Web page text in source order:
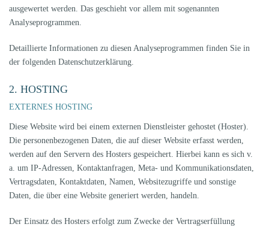
ausgewertet werden. Das geschieht vor allem mit sogenannten
Analyseprogrammen.
Detaillierte Informationen zu diesen Analyseprogrammen finden Sie in
der folgenden Datenschutzerklärung.
2. HOSTING
EXTERNES HOSTING
Diese Website wird bei einem externen Dienstleister gehostet (Hoster).
Die personenbezogenen Daten, die auf dieser Website erfasst werden,
werden auf den Servern des Hosters gespeichert. Hierbei kann es sich v.
a. um IP-Adressen, Kontaktanfragen, Meta- und Kommunikationsdaten,
Vertragsdaten, Kontaktdaten, Namen, Websitezugriffe und sonstige
Daten, die über eine Website generiert werden, handeln.
Der Einsatz des Hosters erfolgt zum Zwecke der Vertragserfüllung